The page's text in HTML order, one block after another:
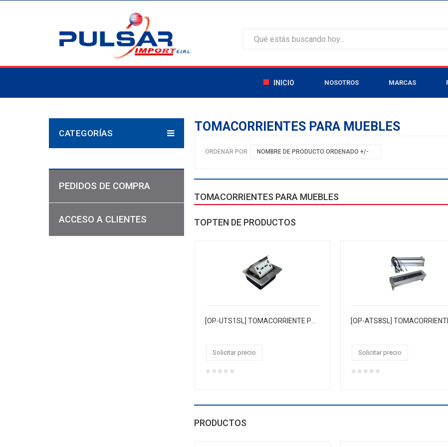
INICIO NOSOTROS MARCAS
TOMACORRIENTES PARA MUEBLES
ORDENAR POR NOMBRE DE PRODUCTO ORDENADO +/-
TOMACORRIENTES PARA MUEBLES
TOPTEN DE PRODUCTOS
[OP-UTS1SL] TOMACORRIENTE PARA MUEBLE ● Caja multifuncional ● Entrada: 250V 6A, 50-60Hz ● Color: plata ● Material: Hierro cobre
Solicitar precio Solicitar precio
PRODUCTOS
CATEGORÍAS
PEDIDOS DE COMPRA
ACCESO A CLIENTES